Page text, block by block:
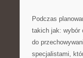
Podczas
takich jak: wybór
do
specjalistami,